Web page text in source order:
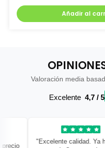
Añadir al
Valoración media
Excelente 4,7 / 5
"Excelente calidad. Ya he